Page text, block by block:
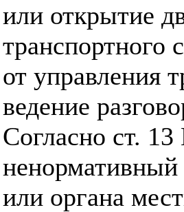
или открытие
транспортного
от управления
ведение
Согласно ст.
ненормативный
или органа